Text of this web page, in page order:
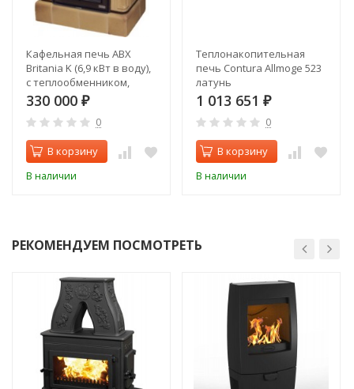
Кафельная печь ABX
Britania K (6,9 кВт в воду),
с теплообменником,
кафельный цоколь
330 000 ₽
0
В корзину
В наличии
Теплонакопительная
печь Contura Allmoge 523
латунь
1 013 651 ₽
0
В корзину
В наличии
РЕКОМЕНДУЕМ ПОСМОТРЕТЬ